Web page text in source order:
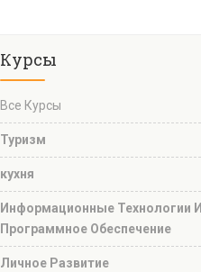
Курсы
Все Курсы
Туризм
кухня
Информационные Технологии И
Программное Обеспечение
Личное Развитие